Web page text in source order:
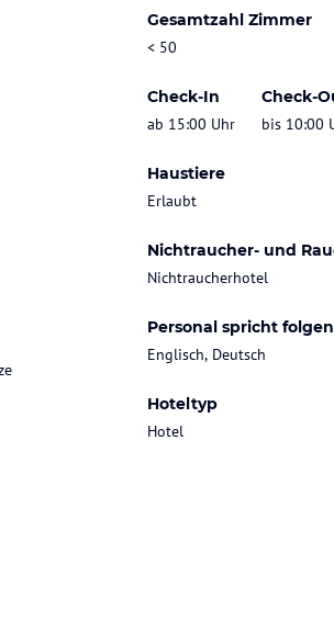
Gesamtzahl Zimmer
< 50
Check-In
ab 15:00 Uhr
Check-
bis 10:00
Haustiere
Erlaubt
Nichtraucher- und
Nichtraucherhotel
Personal spricht
Englisch, Deutsch
Hoteltyp
Hotel